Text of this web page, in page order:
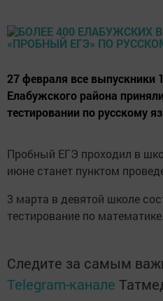
27 февраля все выпускники
Елабужского района
тестировании по русскому
Пробный ЕГЭ проходил в
июне станет пунктом
3 марта в девятой школе
тестирование по математике.
Следите за самым
Telegram-канале